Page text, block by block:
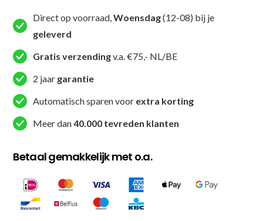
-
(ADIJ200E)
Direct op voorraad,Woensdag(12-08) bij je
geleverd
Gratis verzendingv.a. €75,- NL/BE
2 jaar garantie
Automatisch sparen voor extra korting
Meer dan40.000 tevreden klanten
Betaal gemakkelijk met o.a.